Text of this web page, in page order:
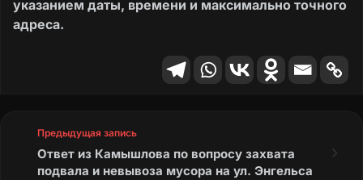
указанием даты, времени и максимально точного
адреса.
Предыдущая запись
Ответ из Камышлова по вопросу захвата
подвала и невывоза мусора на ул. Энгельса